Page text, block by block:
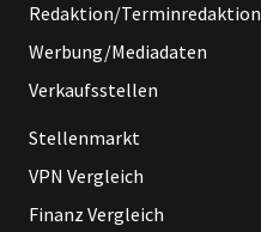
Redaktion/Terminredaktion
Werbung/Mediadaten
Verkaufsstellen
Stellenmarkt
VPN Vergleich
Finanz Vergleich